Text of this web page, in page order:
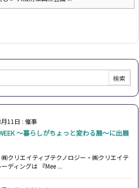
11日 : 催事
～暮らしがちょっと変わる展～に出展
㈱クリエイティブテクノロジー・㈱クリエイテ
ディングは 『Mee ...